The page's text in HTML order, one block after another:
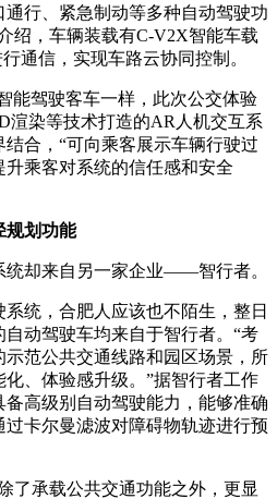
行、紧急制动等多种自动驾驶功
绍，车辆装载有C-V2X智能车载
通信，实现车路云协同控制。
能驾驶客车一样，此次公交体验
渲染等技术打造的AR人机交互系
合，“可向乘客展示车辆行驶过
乘客对系统的信任感和安全
规划功能
统却来自另一家企业——智行者。
统，合肥人应该也不陌生，整日
动驾驶车均来自于智行者。“考
范公共交通线路和园区场景，所
、体验感升级。”据智行者工作
备高级别自动驾驶能力，能够准确
卡尔曼滤波对障碍物轨迹进行预
了承载公共交通功能之外，更显